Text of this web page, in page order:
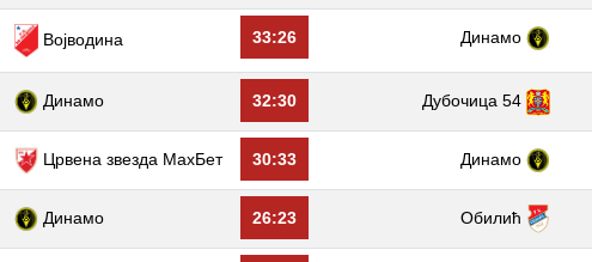
Војводина 33:26 Динамо
Динамо 32:30 Дубочица 54
Црвена звезда МаxБет 30:33 Динамо
Динамо 26:23 Обилић